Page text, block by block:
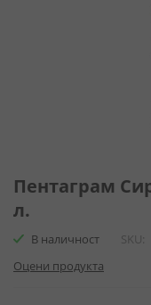
към
на
галерия
снимки
Пентаграм
л.
В наличност SKU
Оцени продукта